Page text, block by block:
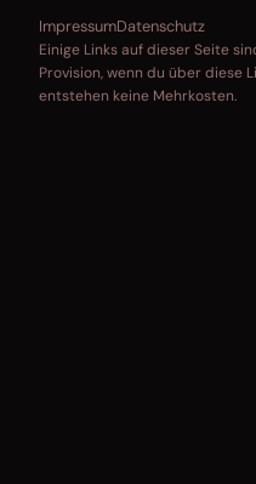
ImpressumDatenschutz
Einige Links auf dieser Seite
Provision, wenn du über diese
entstehen keine Mehrkosten.